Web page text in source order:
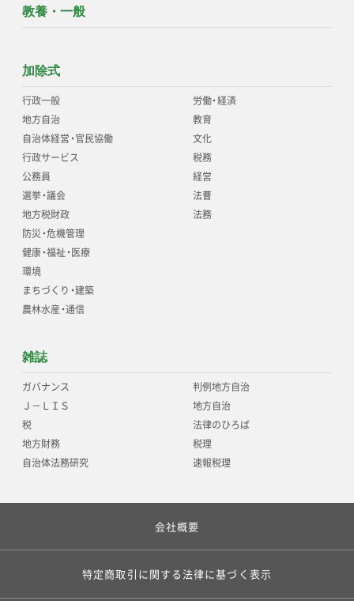
教養・一般
加除式
行政一般
地方自治
自治体経営・官民協働
行政サービス
公務員
選挙・議会
地方税財政
防災・危機管理
健康・福祉・医療
環境
まちづくり・建築
農林水産・通信
労働・経済
教育
文化
税務
経営
法曹
法務
雑誌
ガバナンス
Ｊ－ＬＩＳ
税
地方財務
自治体法務研究
判例地方自治
地方自治
法律のひろば
税理
速報税理
会社概要
特定商取引に関する法律に基づく表示